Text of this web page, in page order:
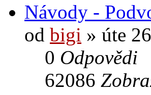
Návody -
od bigi » úte
0 Odpovědi
62086